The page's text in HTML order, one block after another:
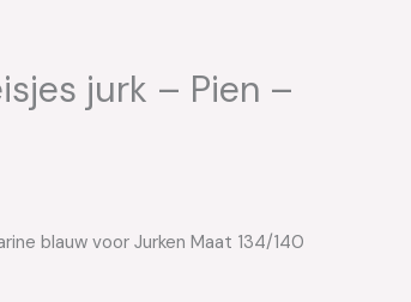
jurk – Pien –
blauw voor Jurken Maat 134/140